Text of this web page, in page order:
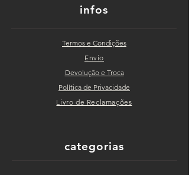
infos
Termos e Condições
Envio
Devolução e Troca
Política de Privacidade
Livro de Reclamações
categorias